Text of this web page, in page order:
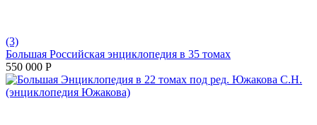
(3)
Большая Российская энциклопедия в 35 томах
550 000 Р